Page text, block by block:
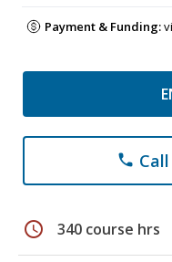
Payment & Funding:
phone
schedule 340 course hrs